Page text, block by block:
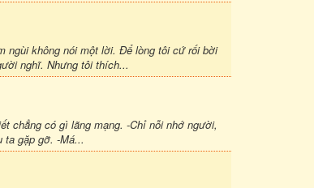
ngùi không nói một lời. Để lòng tôi cứ rối bời
nghĩ. Nhưng tôi thích...
chẳng có gì lãng mạng. -Chỉ nỗi nhớ người,
ta gặp gỡ. -Má...